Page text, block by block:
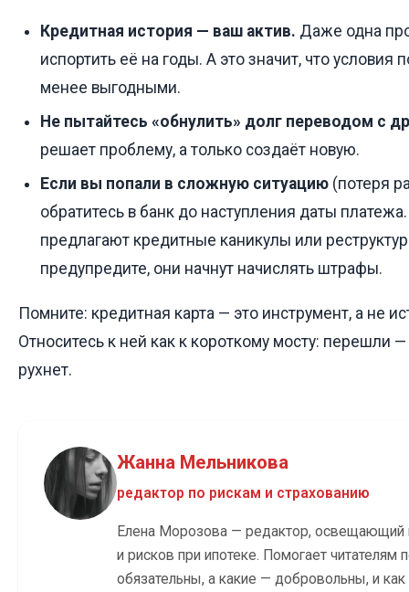
Кредитная история — ваш актив. Даже одна
испортить её на годы. А это значит, что условия
менее выгодными.
Не пытайтесь «обнулить» долг переводом с
решает проблему, а только создаёт новую.
Если вы попали в сложную ситуацию (потеря
обратитесь в банк до наступления даты
предлагают кредитные каникулы или
предупредите, они начнут начислять штрафы.
Помните: кредитная карта — это инструмент, а не
Относитесь к ней как к короткому мосту: перешли
рухнет.
Жанна Мельникова
редактор по рискам и страхованию
Елена Морозова — редактор, освещающий
и рисков при ипотеке. Помогает читателям
обязательны, а какие — добровольны, и